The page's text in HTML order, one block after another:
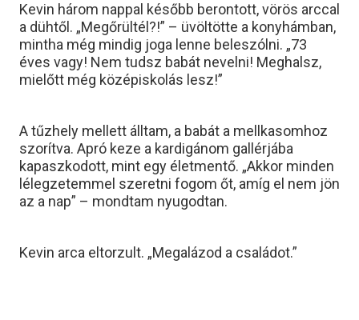
Kevin három nappal később berontott, vörös arccal
a dühtől. „Megőrültél?!” – üvöltötte a konyhámban,
mintha még mindig joga lenne beleszólni. „73
éves vagy! Nem tudsz babát nevelni! Meghalsz,
mielőtt még középiskolás lesz!”
A tűzhely mellett álltam, a babát a mellkasomhoz
szorítva. Apró keze a kardigánom gallérjába
kapaszkodott, mint egy életmentő. „Akkor minden
lélegzetemmel szeretni fogom őt, amíg el nem jön
az a nap” – mondtam nyugodtan.
Kevin arca eltorzult. „Megalázod a családot.”